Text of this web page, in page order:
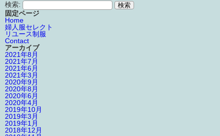
検索:
固定ページ
Home
婦人服セレクト
リユース制服
Contact
アーカイブ
2021年8月
2021年7月
2021年6月
2021年3月
2020年9月
2020年8月
2020年6月
2020年4月
2019年10月
2019年3月
2019年1月
2018年12月